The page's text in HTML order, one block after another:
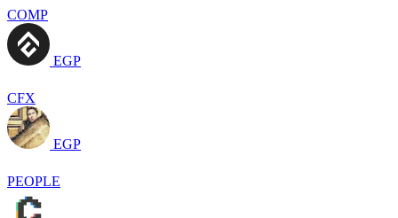
COMP
EGP
CFX
EGP
PEOPLE